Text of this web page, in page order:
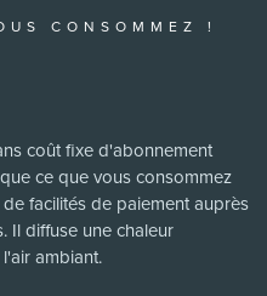
CONSOMMEZ !
coût fixe d'abonnement
ce que vous consommez
facilités de paiement auprès
Il diffuse une chaleur
ambiant.